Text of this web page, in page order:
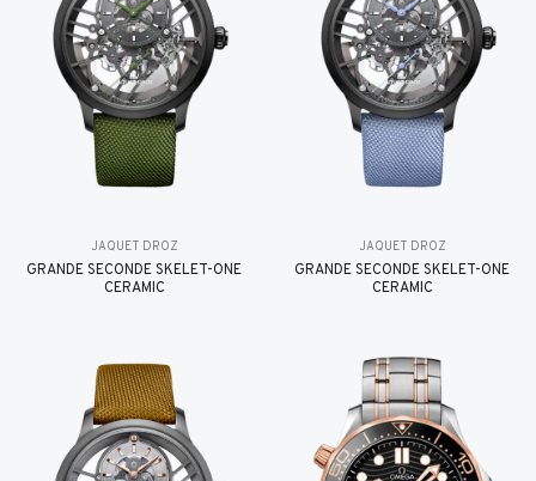
JAQUET DROZ
GRANDE SECONDE SKELET-ONE
CERAMIC
JAQUET DROZ
GRANDE SECONDE SKELET-ONE
CERAMIC